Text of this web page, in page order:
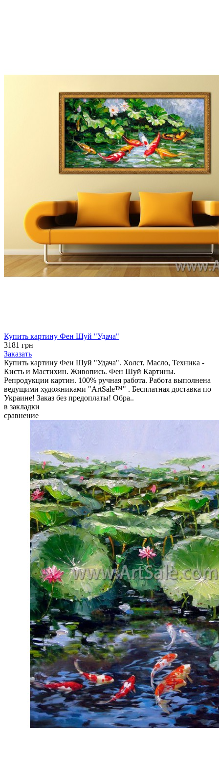
Купить картину Фен Шуй "Удача"
3181 грн
Заказать
Купить картину Фен Шуй "Удача". Холст, Масло, Техника -
Кисть и Мастихин. Живопись. Фен Шуй Картины.
Репродукции картин. 100% ручная работа. Работа выполнена
ведущими художниками "ArtSale™" . Бесплатная доставка по
Украине! Заказ без предоплаты! Обра..
в закладки
сравнение